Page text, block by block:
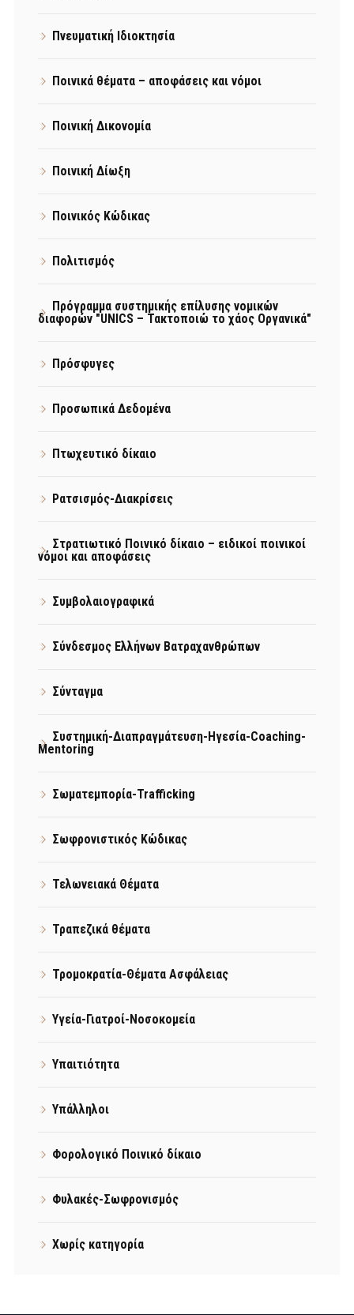
Πνευματική Ιδιοκτησία
Ποινικά θέματα – αποφάσεις και νόμοι
Ποινική Δικονομία
Ποινική Δίωξη
Ποινικός Κώδικας
Πολιτισμός
Πρόγραμμα συστημικής επίλυσης νομικών
διαφορών "UNICS – Τακτοποιώ το χάος Οργανικά"
Πρόσφυγες
Προσωπικά Δεδομένα
Πτωχευτικό δίκαιο
Ρατσισμός-Διακρίσεις
Στρατιωτικό Ποινικό δίκαιο – ειδικοί ποινικοί
νόμοι και αποφάσεις
Συμβολαιογραφικά
Σύνδεσμος Ελλήνων Βατραχανθρώπων
Σύνταγμα
Συστημική-Διαπραγμάτευση-Ηγεσία-Coaching-
Mentoring
Σωματεμπορία-Trafficking
Σωφρονιστικός Κώδικας
Τελωνειακά Θέματα
Τραπεζικά θέματα
Τρομοκρατία-Θέματα Ασφάλειας
Υγεία-Γιατροί-Νοσοκομεία
Υπαιτιότητα
Υπάλληλοι
Φορολογικό Ποινικό δίκαιο
Φυλακές-Σωφρονισμός
Χωρίς κατηγορία